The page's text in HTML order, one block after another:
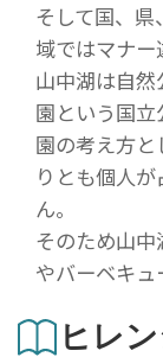
そして国、
域ではマナー
山中湖は自
園という国
園の考え方
りとも個人
ん。
そのため山
やバーベキュ
ヒレ